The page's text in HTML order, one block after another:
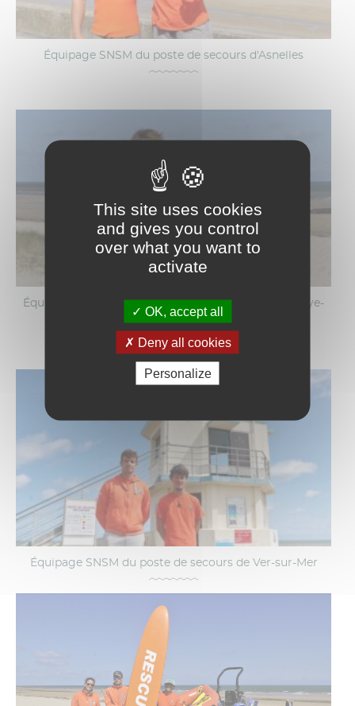
Équipage SNSM du poste de secours d'Asnelles
Équipage SNSM du poste de secours annexe de Graye-
sur-Mer
Équipage SNSM du poste de secours de Ver-sur-Mer
This site uses cookies
and gives you control
over what you want to
activate
OK, accept all
Deny all cookies
Personalize